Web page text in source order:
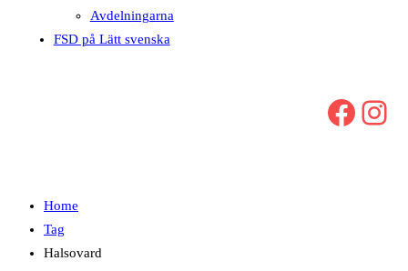
Avdelningarna
FSD på Lätt svenska
Facebook Instagram
Home
Tag
Halsovard